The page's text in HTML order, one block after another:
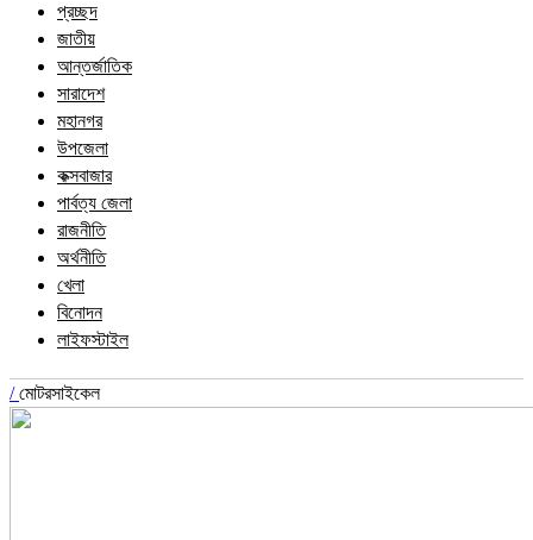
প্রচ্ছদ
জাতীয়
আন্তর্জাতিক
সারাদেশ
মহানগর
উপজেলা
কক্সবাজার
পার্বত্য জেলা
রাজনীতি
অর্থনীতি
খেলা
বিনোদন
লাইফস্টাইল
/মোটরসাইকেল